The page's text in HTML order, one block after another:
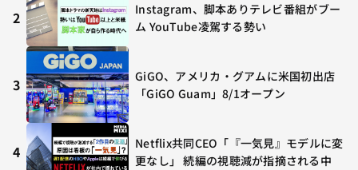
2
Instagram、脚本ありテレビ番組がブー
ム YouTube凌駕する勢い
3
GiGO、アメリカ・グアムに米国初出店
「GiGO Guam」8/1オープン
4
Netflix共同CEO「『一気見』モデルに変
更なし」 続編の視聴減が指摘される中